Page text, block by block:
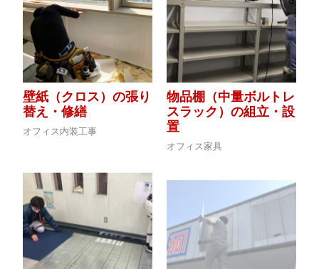
壁紙（クロス）の張り
替え・修繕
オフィス内装工事
物品棚（中量ボルトレ
スラック）の組立・設
置
オフィス家具